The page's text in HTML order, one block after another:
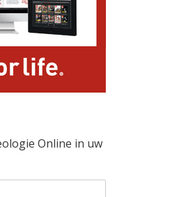
Online in uw